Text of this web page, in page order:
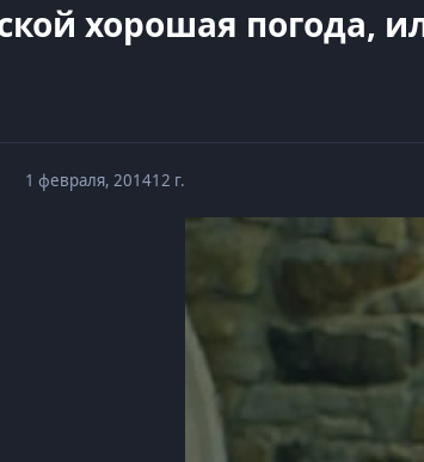
хорошая погода,
1 февраля, 201412 г.